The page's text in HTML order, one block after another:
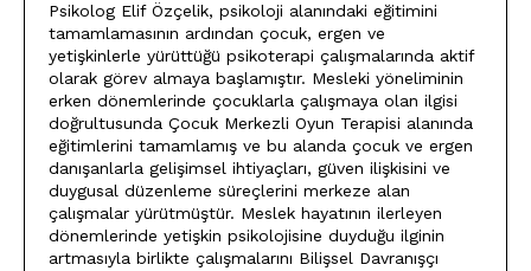
Psikolog Elif Özçelik, psikoloji alanındaki eğitimini
tamamlamasının ardından çocuk, ergen ve
yetişkinlerle yürüttüğü psikoterapi çalışmalarında aktif
olarak görev almaya başlamıştır. Mesleki yöneliminin
erken dönemlerinde çocuklarla çalışmaya olan ilgisi
doğrultusunda Çocuk Merkezli Oyun Terapisi alanında
eğitimlerini tamamlamış ve bu alanda çocuk ve ergen
danışanlarla gelişimsel ihtiyaçları, güven ilişkisini ve
duygusal düzenleme süreçlerini merkeze alan
çalışmalar yürütmüştür. Meslek hayatının ilerleyen
dönemlerinde yetişkin psikolojisine duyduğu ilginin
artmasıyla birlikte çalışmalarını Bilişsel Davranışçı